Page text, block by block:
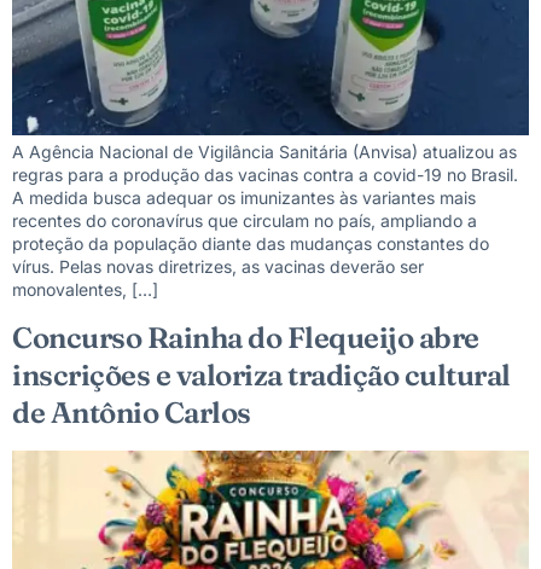
A Agência Nacional de Vigilância Sanitária (Anvisa) atualizou as
regras para a produção das vacinas contra a covid-19 no Brasil.
A medida busca adequar os imunizantes às variantes mais
recentes do coronavírus que circulam no país, ampliando a
proteção da população diante das mudanças constantes do
vírus. Pelas novas diretrizes, as vacinas deverão ser
monovalentes, […]
Concurso Rainha do Flequeijo abre
inscrições e valoriza tradição cultural
de Antônio Carlos